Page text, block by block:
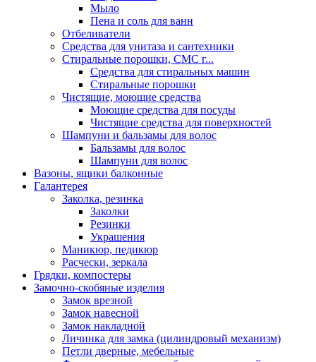
Мыло
Пена и соль для ванн
Отбеливатели
Средства для унитаза и сантехники
Стиральные порошки, СМС г...
Средства для стиральных машин
Стиральные порошки
Чистящие, моющие средства
Моющие средства для посуды
Чистящие средства для поверхностей
Шампуни и бальзамы для волос
Бальзамы для волос
Шампуни для волос
Вазоны, ящики балконные
Галантерея
Заколка, резинка
Заколки
Резинки
Украшения
Маникюр, педикюр
Расчески, зеркала
Грядки, компостеры
Замочно-скобяные изделия
Замок врезной
Замок навесной
Замок накладной
Личинка для замка (цилиндровый механизм)
Петли дверные, мебельные